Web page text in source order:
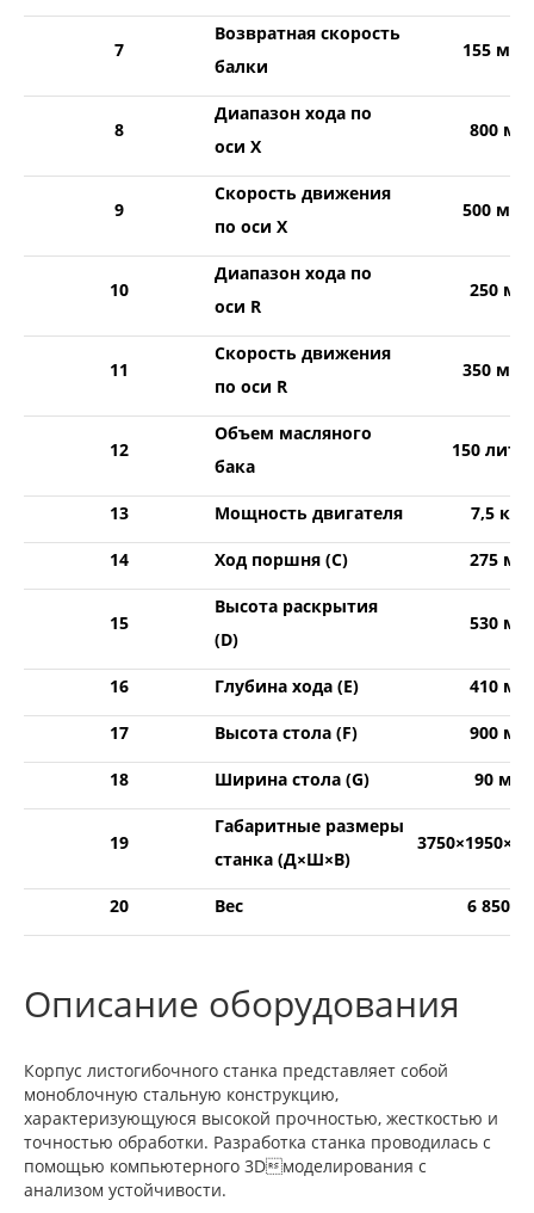
7
Возвратная скорость
балки
155 мм/
8
Диапазон хода по
оси Х
800 мм
9
Скорость движения
по оси Х
500 мм/
10
Диапазон хода по
оси R
250 мм
11
Скорость движения
по оси R
350 мм/
12
Объем масляного
бака
150
13 Мощность двигателя 7,5 кВт
14 Ход поршня (С) 275 мм
15
Высота раскрытия
(D)
530 мм
16 Глубина хода (Е) 410 мм
17 Высота стола (F) 900 мм
18 Ширина стола (G) 90 мм
19
Габаритные размеры
станка (Д×Ш×В)
20 Вес 6 850 кг
Описание оборудования
Корпус листогибочного станка представляет собой
моноблочную стальную конструкцию,
характеризующуюся высокой прочностью, жесткостью и
точностью обработки. Разработка станка проводилась с
помощью компьютерного 3Dмоделирования с
анализом устойчивости.